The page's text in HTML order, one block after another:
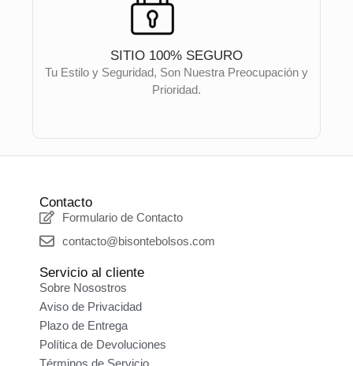
SITIO 100% SEGURO
Tu Estilo y Seguridad, Son Nuestra Preocupación y
Prioridad.
Contacto
Formulario de Contacto
contacto@bisontebolsos.com
Servicio al cliente
Sobre Nosostros
Aviso de Privacidad
Plazo de Entrega
Política de Devoluciones
Términos de Servicio